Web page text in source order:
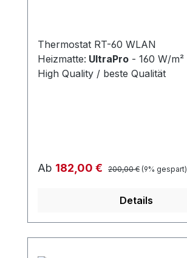
Thermostat RT-60 WLAN
Heizmatte: UltraPro - 160 W/m²
High Quality / beste Qualität
Verkaufspreis:
Ab 182,00 € Regulärer Preis:
200,00 € (9% gespart)
Details